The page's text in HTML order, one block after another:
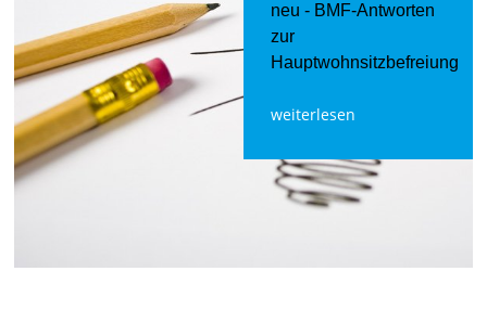
neu - BMF-Antworten
zur
Hauptwohnsitzbefreiung
weiterlesen